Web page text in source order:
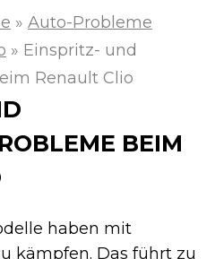
» Auto-Probleme
» Einspritz- und
Renault Clio
BEIM
haben mit
kämpfen. Das führt zu